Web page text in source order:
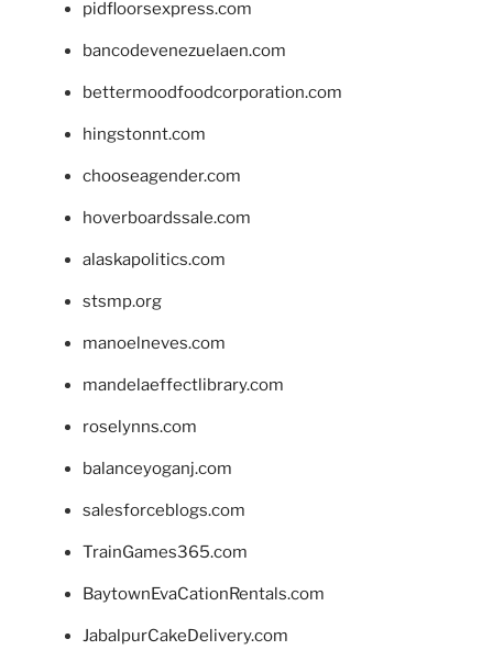
pidfloorsexpress.com
bancodevenezuelaen.com
bettermoodfoodcorporation.com
hingstonnt.com
chooseagender.com
hoverboardssale.com
alaskapolitics.com
stsmp.org
manoelneves.com
mandelaeffectlibrary.com
roselynns.com
balanceyoganj.com
salesforceblogs.com
TrainGames365.com
BaytownEvaCationRentals.com
JabalpurCakeDelivery.com